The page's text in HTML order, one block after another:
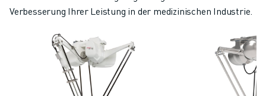
Verbesserung Ihrer Leistung in der medizinischen Industrie.